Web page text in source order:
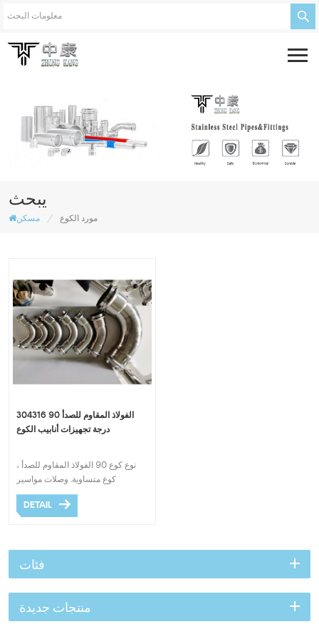
يبحث
مسكن / مورد الكوع
304316 الفولاذ المقاوم للصدأ 90
درجة تجهيزات أنابيب الكوع
نوع كوع 90 الفولاذ المقاوم للصدأ ،
كوع متساوية. وصلات مواسير
مضغوطة مزدوجة بسعر جيد وجودة
DETAIL
فئات
منتجات جديدة